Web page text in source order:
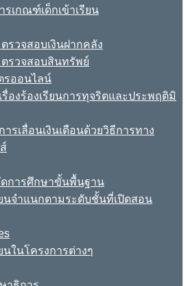
รเกณฑ์เด็กเข้าเรียน
รวจสอบเงินฝากคลัง
รวจสอบสินทรัพย์
รออนไลน์
รื่องร้องเรียนการทุจริตและประพฤติมิ
ารเลื่อนเงินเดือนด้วยวิธีการทาง
การศึกษาขั้นพื้นฐาน
นจำแนกตามระดับชั้นที่เปิดสอน
นในโครงการต่างๆ